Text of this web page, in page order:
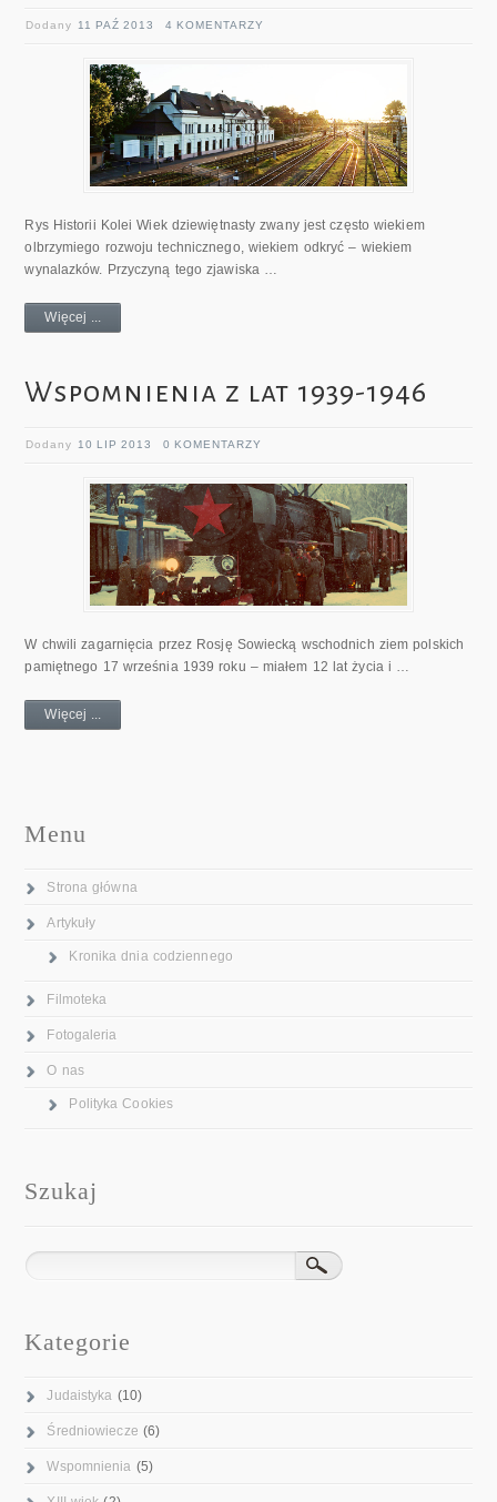
Dodany 11 PAŹ 2013 4 KOMENTARZY
Rys Historii Kolei Wiek dziewiętnasty zwany jest często wiekiem
olbrzymiego rozwoju technicznego, wiekiem odkryć – wiekiem
wynalazków. Przyczyną tego zjawiska …
Więcej ...
Wspomnienia z lat 1939-1946
Dodany 10 LIP 2013 0 KOMENTARZY
W chwili zagarnięcia przez Rosję Sowiecką wschodnich ziem polskich
pamiętnego 17 września 1939 roku – miałem 12 lat życia i …
Więcej ...
Menu
Strona główna
Artykuły
Kronika dnia codziennego
Filmoteka
Fotogaleria
O nas
Polityka Cookies
Szukaj
Kategorie
Judaistyka (10)
Średniowiecze (6)
Wspomnienia (5)